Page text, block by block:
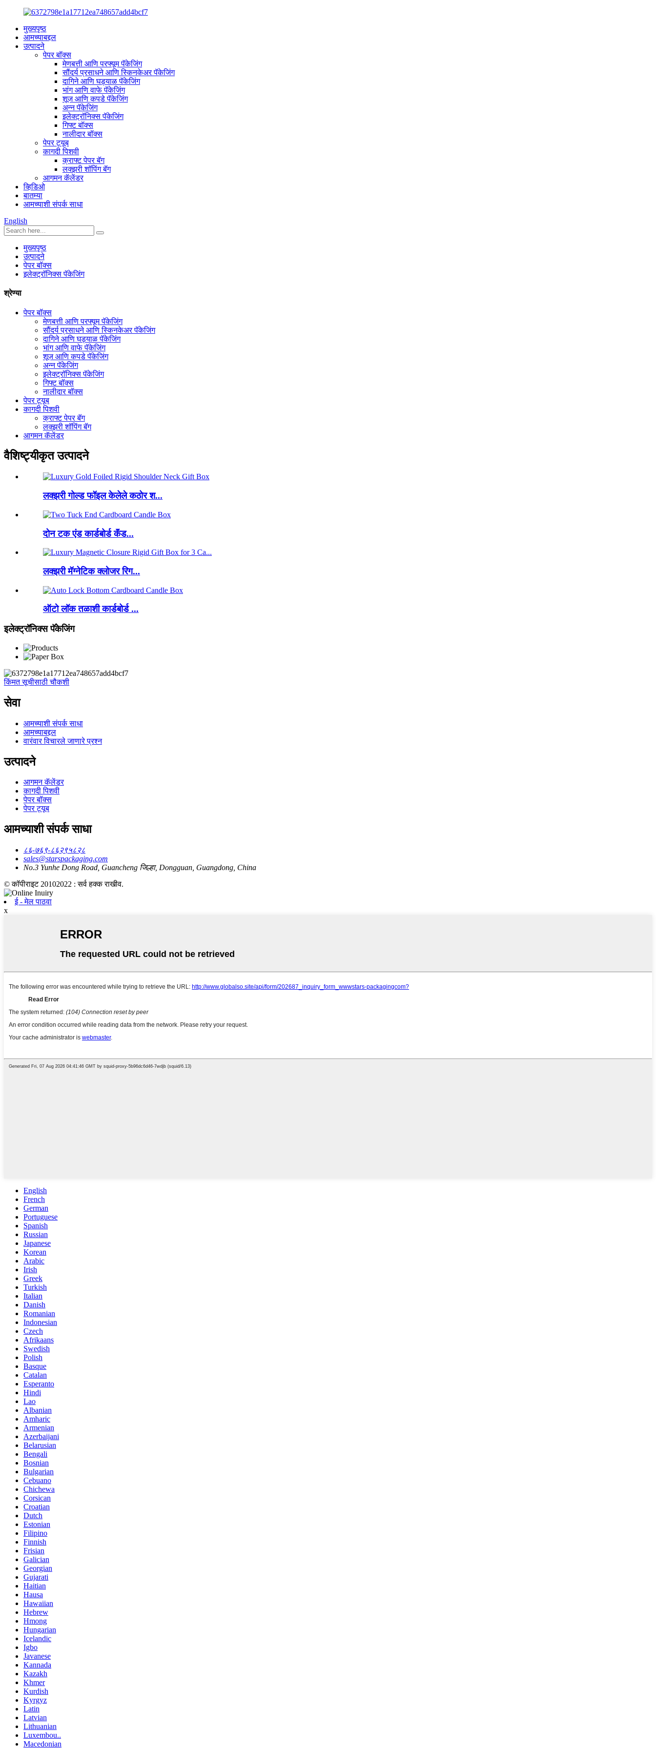
मुख्यपृष्ठ
आमच्याबद्दल
उत्पादने
पेपर बॉक्स
मेणबत्ती आणि परफ्यूम पॅकेजिंग
सौंदर्य प्रसाधने आणि स्किनकेअर पॅकेजिंग
दागिने आणि घड्याळ पॅकेजिंग
भांग आणि वाफे पॅकेजिंग
शूज आणि कपडे पॅकेजिंग
अन्न पॅकेजिंग
इलेक्ट्रॉनिक्स पॅकेजिंग
गिफ्ट बॉक्स
नालीदार बॉक्स
पेपर ट्यूब
कागदी पिशवी
क्राफ्ट पेपर बॅग
लक्झरी शॉपिंग बॅग
आगमन कॅलेंडर
व्हिडिओ
बातम्या
आमच्याशी संपर्क साधा
English
मुख्यपृष्ठ
उत्पादने
पेपर बॉक्स
इलेक्ट्रॉनिक्स पॅकेजिंग
श्रेण्या
पेपर बॉक्स
मेणबत्ती आणि परफ्यूम पॅकेजिंग
सौंदर्य प्रसाधने आणि स्किनकेअर पॅकेजिंग
दागिने आणि घड्याळ पॅकेजिंग
भांग आणि वाफे पॅकेजिंग
शूज आणि कपडे पॅकेजिंग
अन्न पॅकेजिंग
इलेक्ट्रॉनिक्स पॅकेजिंग
गिफ्ट बॉक्स
नालीदार बॉक्स
पेपर ट्यूब
कागदी पिशवी
क्राफ्ट पेपर बॅग
लक्झरी शॉपिंग बॅग
आगमन कॅलेंडर
वैशिष्ट्यीकृत उत्पादने
लक्झरी गोल्ड फॉइल केलेले कठोर श...
दोन टक एंड कार्डबोर्ड कॅंड...
लक्झरी मॅग्नेटिक क्लोजर रिग...
ऑटो लॉक तळाशी कार्डबोर्ड ...
इलेक्ट्रॉनिक्स पॅकेजिंग
किंमत सूचीसाठी चौकशी
सेवा
आमच्याशी संपर्क साधा
आमच्याबद्दल
वारंवार विचारले जाणारे प्रश्न
उत्पादने
आगमन कॅलेंडर
कागदी पिशवी
पेपर बॉक्स
पेपर ट्यूब
आमच्याशी संपर्क साधा
८६-७६९-८६२९५८२८
sales@starspackaging.com
No.3 Yunhe Dong Road, Guancheng जिल्हा, Dongguan, Guangdong, China
© कॉपीराइट 20102022 : सर्व हक्क राखीव.
ई - मेल पाठवा
x
English
French
German
Portuguese
Spanish
Russian
Japanese
Korean
Arabic
Irish
Greek
Turkish
Italian
Danish
Romanian
Indonesian
Czech
Afrikaans
Swedish
Polish
Basque
Catalan
Esperanto
Hindi
Lao
Albanian
Amharic
Armenian
Azerbaijani
Belarusian
Bengali
Bosnian
Bulgarian
Cebuano
Chichewa
Corsican
Croatian
Dutch
Estonian
Filipino
Finnish
Frisian
Galician
Georgian
Gujarati
Haitian
Hausa
Hawaiian
Hebrew
Hmong
Hungarian
Icelandic
Igbo
Javanese
Kannada
Kazakh
Khmer
Kurdish
Kyrgyz
Latin
Latvian
Lithuanian
Luxembou..
Macedonian